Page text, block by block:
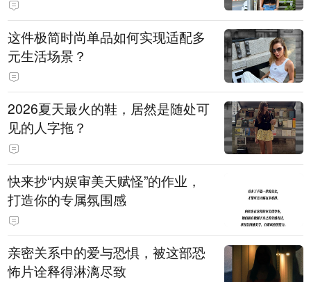
这件极简时尚单品如何实现适配多
元生活场景？
2026夏天最火的鞋，居然是随处可
见的人字拖？
快来抄“内娱审美天赋怪”的作业，
打造你的专属氛围感
亲密关系中的爱与恐惧，被这部恐
怖片诠释得淋漓尽致